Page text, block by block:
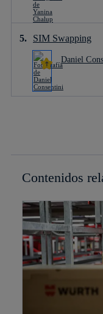
SIM Swapping
Daniel
Contenidos